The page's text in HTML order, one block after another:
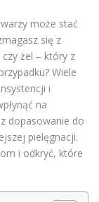
może stać
się z
żel – który z
Wiele
i
na
dopasowanie do
pielęgnacji.
i odkryć, które